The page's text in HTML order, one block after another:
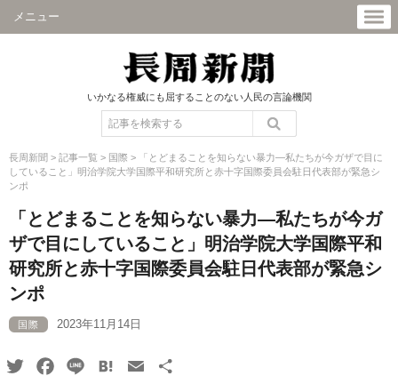
メニュー
いかなる権威にも屈することのない人民の言論機関
長周新聞 > 記事一覧 > 国際 >
「とどまることを知らない暴力―私たちが今ガザで目に
していること」明治学院大学国際平和研究所と赤十字国際委員会駐日代表部が緊急シ
ンポ
「とどまることを知らない暴力―私たちが今ガ
ザで目にしていること」明治学院大学国際平和
研究所と赤十字国際委員会駐日代表部が緊急シ
ンポ
国際 2023年11月14日
TwitterFacebook
Line HatenaEmail